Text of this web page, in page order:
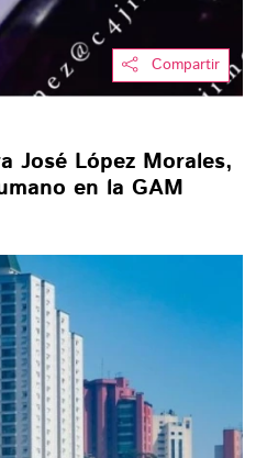
Compartir
José López Morales,
en la GAM